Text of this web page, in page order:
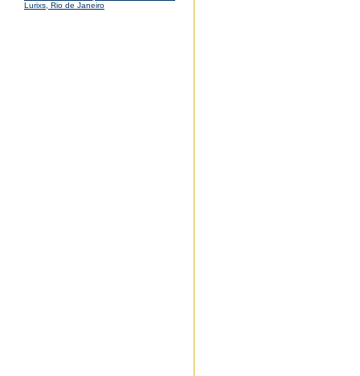
Lurixs, Rio de Janeiro